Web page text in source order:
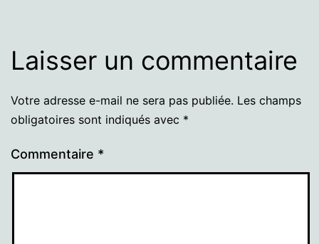
Laisser un commentaire
Votre adresse e-mail ne sera pas publiée. Les champs
obligatoires sont indiqués avec *
Commentaire *